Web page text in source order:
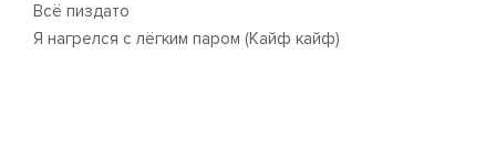
Всё пиздато
Я нагрелся с лёгким паром (Кайф кайф)